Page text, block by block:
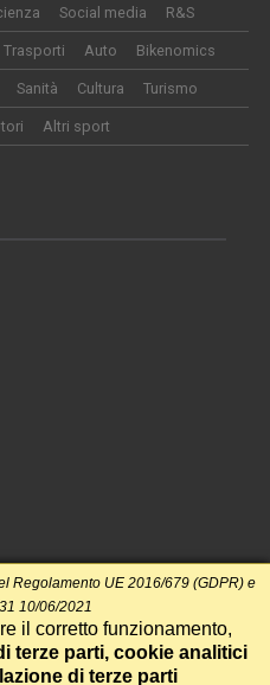
Social media R&S
Trasporti Auto Bikenomics
Sanità Cultura Turismo
Altri sport
Regolamento UE 2016/679 (GDPR) e
10/06/2021
il corretto funzionamento,
terze parti, cookie analitici
di terze parti